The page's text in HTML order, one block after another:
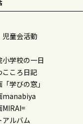
児童会活動
学校の一日
こころ日記
学びの窓」
manabiya
MIRAI=
アルバム